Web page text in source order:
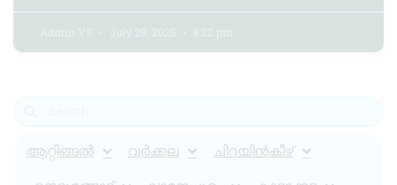
Admin YS July 29, 2025 8:22 pm
ആറ്റിങ്ങൽ വർക്കല ചിറയിൻകീഴ്